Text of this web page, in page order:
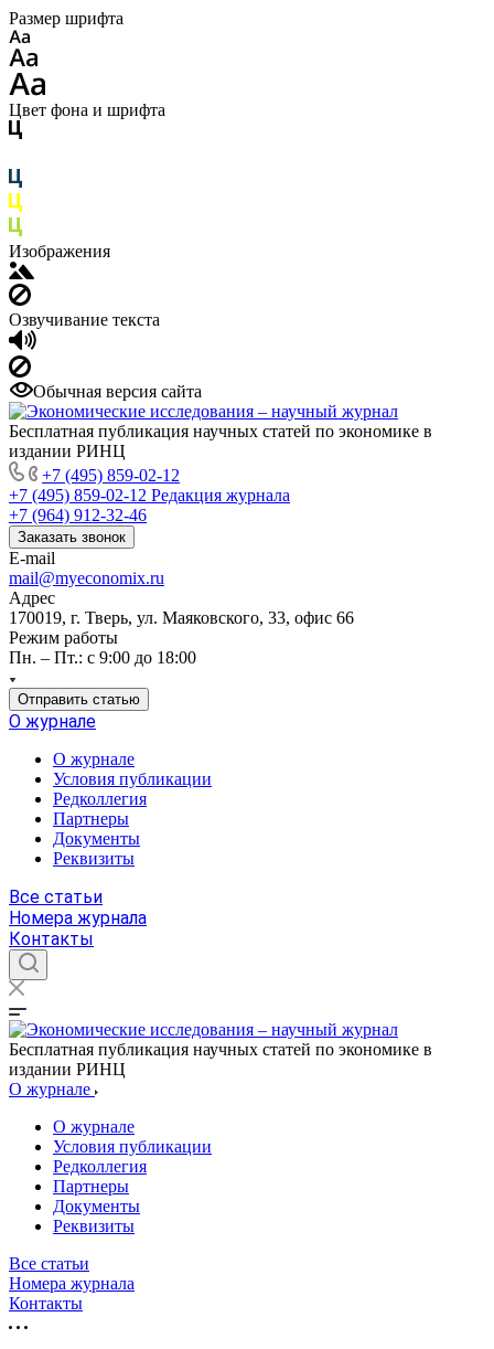
Размер шрифта
Цвет фона и шрифта
Изображения
Озвучивание текста
Обычная версия сайта
Бесплатная публикация научных статей по экономике в
издании РИНЦ
+7 (495) 859-02-12
+7 (495) 859-02-12 Редакция журнала
+7 (964) 912-32-46
Заказать звонок
E-mail
mail@myeconomix.ru
Адрес
170019, г. Тверь, ул. Маяковского, 33, офис 66
Режим работы
Пн. – Пт.: с 9:00 до 18:00
Отправить статью
О журнале
О журнале
Условия публикации
Редколлегия
Партнеры
Документы
Реквизиты
Все статьи
Номера журнала
Контакты
Бесплатная публикация научных статей по экономике в
издании РИНЦ
О журнале
О журнале
Условия публикации
Редколлегия
Партнеры
Документы
Реквизиты
Все статьи
Номера журнала
Контакты